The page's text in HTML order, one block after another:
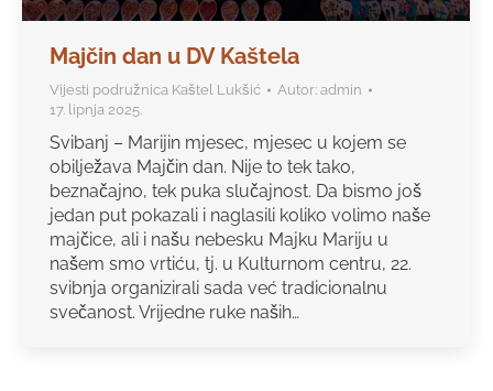
Majčin dan u DV Kaštela
Vijesti podružnica Kaštel Lukšić Autor: admin
17. lipnja 2025.
Svibanj – Marijin mjesec, mjesec u kojem se
obilježava Majčin dan. Nije to tek tako,
beznačajno, tek puka slučajnost. Da bismo još
jedan put pokazali i naglasili koliko volimo naše
majčice, ali i našu nebesku Majku Mariju u
našem smo vrtiću, tj. u Kulturnom centru, 22.
svibnja organizirali sada već tradicionalnu
svečanost. Vrijedne ruke naših…